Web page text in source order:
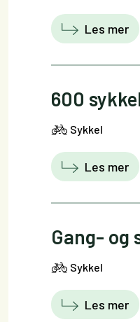
Les mer
600
Sykkel
Les mer
Gang- og
Sykkel
Les mer